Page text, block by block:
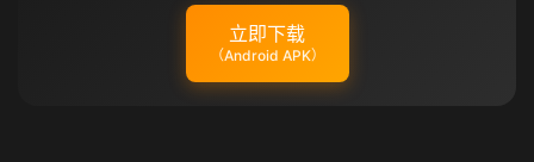
立即下载
（Android APK）